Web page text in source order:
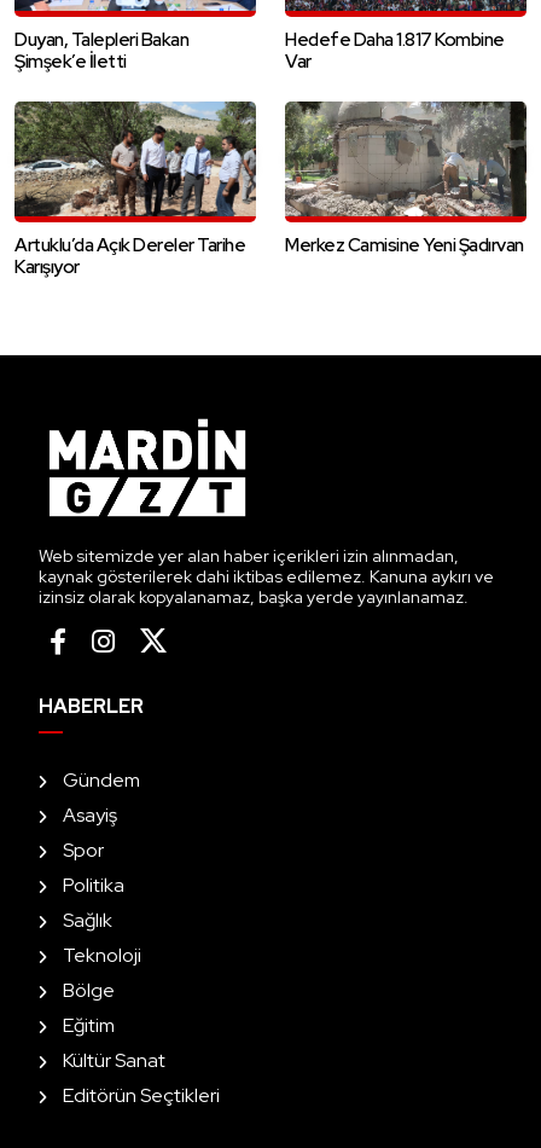
Duyan, Talepleri Bakan
Şimşek’e İletti
Hedefe Daha 1.817 Kombine
Var
Artuklu’da Açık Dereler Tarihe
Karışıyor
Merkez Camisine Yeni Şadırvan
Web sitemizde yer alan haber içerikleri izin alınmadan,
kaynak gösterilerek dahi iktibas edilemez. Kanuna aykırı ve
izinsiz olarak kopyalanamaz, başka yerde yayınlanamaz.
HABERLER
Gündem
Asayiş
Spor
Politika
Sağlık
Teknoloji
Bölge
Eğitim
Kültür Sanat
Editörün Seçtikleri